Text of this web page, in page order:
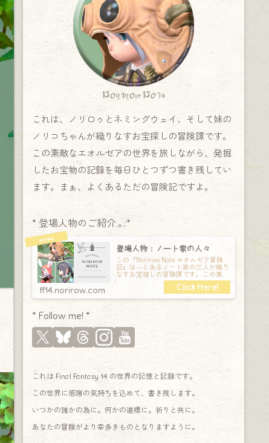
Norirow Note
これは、ノリロゥとネミングウェイ、そして妹の
ノリコちゃんが織りなすお宝探しの冒険譚です。
この素敵なエオルゼアの世界を旅しながら、発掘
したお宝物の記録を毎日ひとつずつ書き残してい
ます。まぁ、よくあるただの冒険記ですよ。
* 登場人物のご紹介.｡.:*
登場人物：ノート家の人々
この『Norirow Note エオルゼア冒険
記』は―とあるノート家の三人が織り
なすお宝探しの冒険譚です。この素敵
な Final Fantasy XIV の世界を旅しな
ff14.norirow.com
* Follow me! *
これは Final Fantasy 14 の世界の記憶と記録です。
この世界に感謝の気持ちを込めて、書き残します。
いつかの誰かの為に。何かの道標に。祈りと共に。
あなたの冒険がより幸多きものとなりますように。